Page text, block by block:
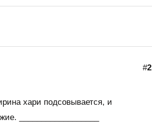
#2
хари подсовывается, и
__________________